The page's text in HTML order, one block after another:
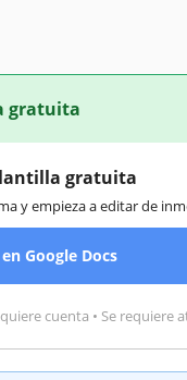
gratuita
gratuita
y empieza a editar de
Google Docs
cuenta • Se requiere